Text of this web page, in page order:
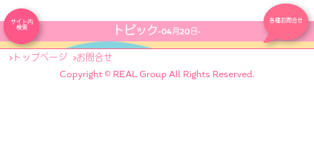
各種お問合せ
サイト内
検索 トピック-04月20日-
トップページ
お問合せ
Copyright © REAL Group All Rights Reserved.